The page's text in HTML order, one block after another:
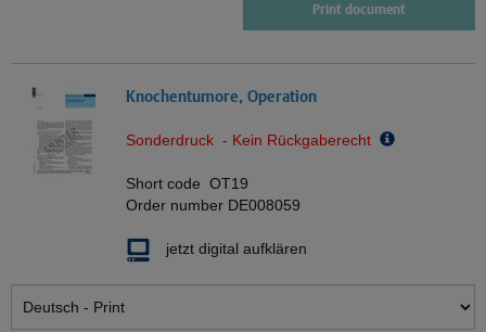
Print document
Knochentumore, Operation
Sonderdruck - Kein Rückgaberecht
Short code OT19
Order number DE008059
jetzt digital aufklären